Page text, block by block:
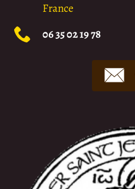
France
06 35 02 19 78